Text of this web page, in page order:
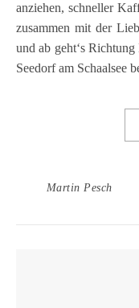
anziehen, schneller
zusammen mit der
und ab geht‘s
Seedorf am Schaalsee
Martin Pesch